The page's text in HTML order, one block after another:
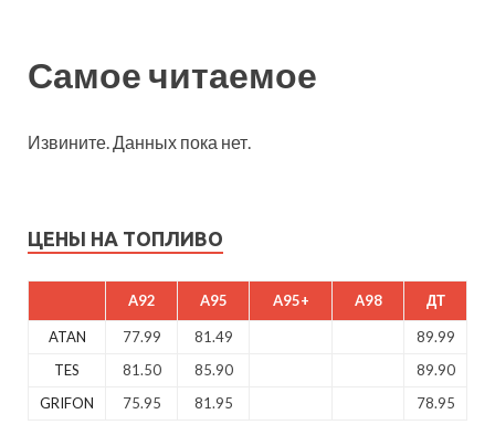
Самое читаемое
Извините. Данных пока нет.
ЦЕНЫ НА ТОПЛИВО
A92 A95 A95+ A98 ДТ
ATAN 77.99 81.49
89.99
TES
81.50 85.90
89.90
GRIFON
75.95 81.95 78.95